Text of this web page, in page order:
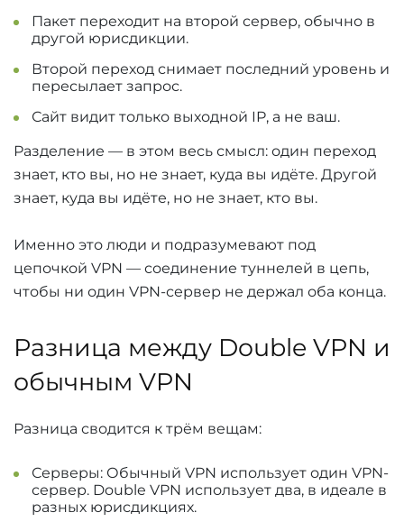
Пакет переходит на второй сервер, обычно в
другой юрисдикции.
Второй переход снимает последний уровень и
пересылает запрос.
Сайт видит только выходной IP, а не ваш.
Разделение — в этом весь смысл: один переход
знает, кто вы, но не знает, куда вы идёте. Другой
знает, куда вы идёте, но не знает, кто вы.
Именно это люди и подразумевают под
цепочкой VPN — соединение туннелей в цепь,
чтобы ни один VPN-сервер не держал оба конца.
Разница между Double VPN и
обычным VPN
Разница сводится к трём вещам:
Серверы: Обычный VPN использует один VPN-
сервер. Double VPN использует два, в идеале в
разных юрисдикциях.